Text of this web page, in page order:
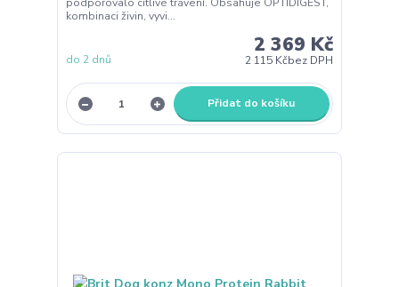
podporovalo citlivé trávení. Obsahuje OPTIDIGEST,
kombinaci živin, vyvi...
2 369 Kč
2 115 Kčbez DPH
do 2 dnů
Přidat do košíku